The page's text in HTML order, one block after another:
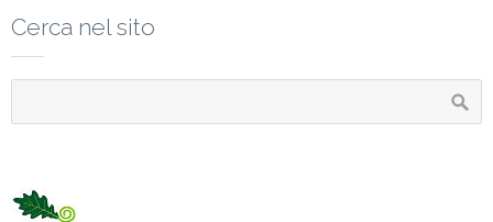
Cerca nel sito